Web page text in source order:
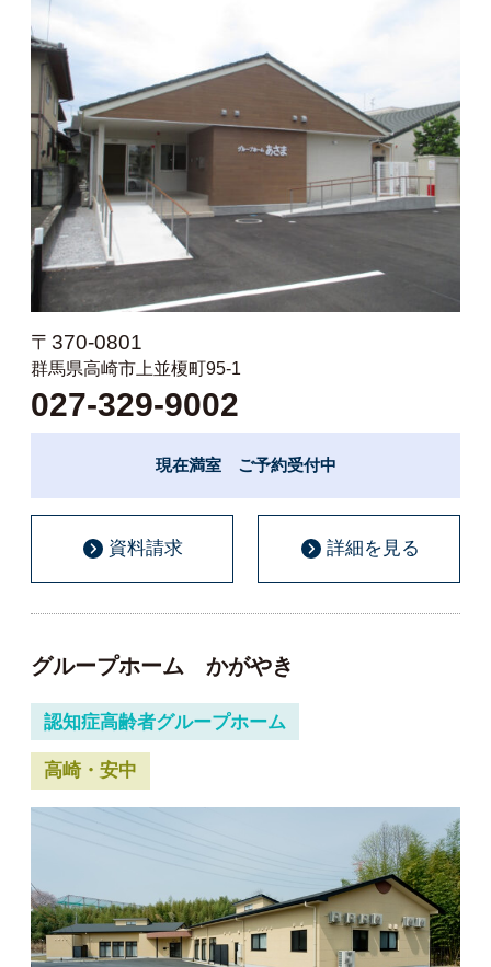
〒370-0801
群馬県高崎市上並榎町95-1
027-329-9002
現在満室 ご予約受付中
資料請求 詳細を見る
グループホーム かがやき
認知症高齢者グループホーム
高崎・安中